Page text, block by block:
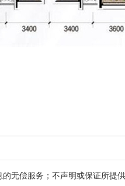
无偿服务；不声明或保证所提